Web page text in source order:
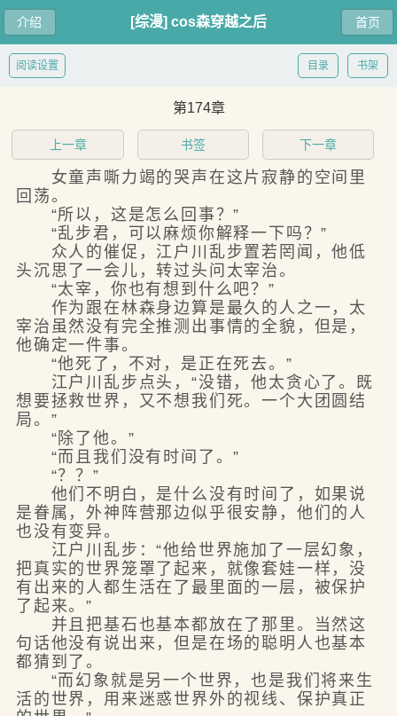
介绍 首页
[综漫] cos森穿越之后
书架
目录
阅读设置
第174章
上一章 书签 下一章
女童声嘶力竭的哭声在这片寂静的空间里
回荡。
“所以，这是怎么回事？”
“乱步君，可以麻烦你解释一下吗？”
众人的催促，江户川乱步置若罔闻，他低
头沉思了一会儿，转过头问太宰治。
“太宰，你也有想到什么吧？”
作为跟在林森身边算是最久的人之一，太
宰治虽然没有完全推测出事情的全貌，但是，
他确定一件事。
“他死了，不对，是正在死去。”
江户川乱步点头，“没错，他太贪心了。既
想要拯救世界，又不想我们死。一个大团圆结
局。”
“除了他。”
“而且我们没有时间了。”
“？？”
他们不明白，是什么没有时间了，如果说
是眷属，外神阵营那边似乎很安静，他们的人
也没有变异。
江户川乱步：“他给世界施加了一层幻象，
把真实的世界笼罩了起来，就像套娃一样，没
有出来的人都生活在了最里面的一层，被保护
了起来。”
并且把基石也基本都放在了那里。当然这
句话他没有说出来，但是在场的聪明人也基本
都猜到了。
“而幻象就是另一个世界，也是我们将来生
活的世界，用来迷惑世界外的视线、保护真正